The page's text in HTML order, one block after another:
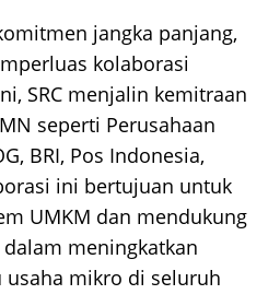
jangka panjang,
kolaborasi
SRC menjalin kemitraan
seperti Perusahaan
BRI, Pos Indonesia,
ini bertujuan untuk
UMKM dan mendukung
meningkatkan
usaha mikro di seluruh